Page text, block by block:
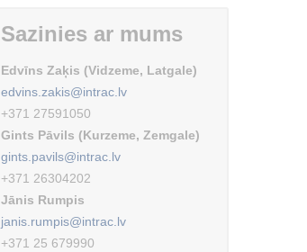
Sazinies ar mums
Edvīns Zaķis (Vidzeme, Latgale)
edvins.zakis@intrac.lv
+371 27591050
Gints Pāvils (Kurzeme, Zemgale)
gints.pavils@intrac.lv
+371 26304202
Jānis Rumpis
janis.rumpis@intrac.lv
+371 25 679990